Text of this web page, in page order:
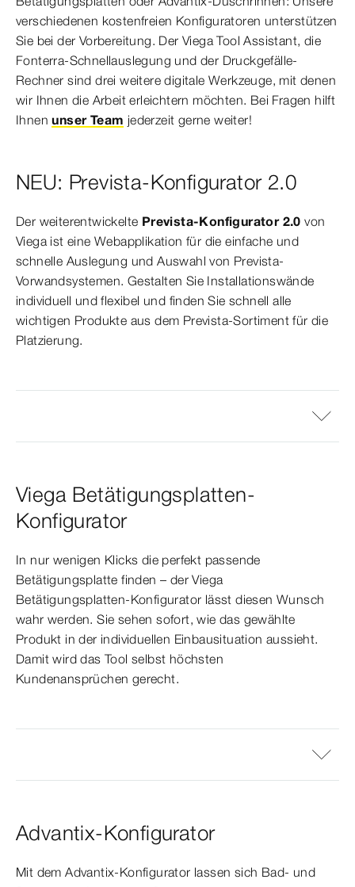
verschiedenen kostenfreien Konfiguratoren unterstützen
Sie bei der Vorbereitung. Der Viega Tool Assistant, die
Fonterra-Schnellauslegung und der Druckgefälle-
Rechner sind drei weitere digitale Werkzeuge, mit denen
wir Ihnen die Arbeit erleichtern möchten. Bei Fragen hilft
Ihnenunser Team jederzeit gerne weiter!
NEU: Prevista-Konfigurator 2.0
Der weiterentwickelte Prevista-Konfigurator 2.0von
Viega ist eine Webapplikation für die einfache und
schnelle Auslegung und Auswahl von Prevista-
Vorwandsystemen. Gestalten Sie Installationswände
individuell und flexibel und finden Sie schnell alle
wichtigen Produkte aus dem Prevista-Sortiment für die
Platzierung.
Viega Betätigungsplatten-
Konfigurator
In nur wenigen Klicks die perfekt passende
Betätigungsplatte finden – der Viega
Betätigungsplatten-Konfigurator lässt diesen Wunsch
wahr werden. Sie sehen sofort, wie das gewählte
Produkt in der individuellen Einbausituation aussieht.
Damit wird das Tool selbst höchsten
Kundenansprüchen gerecht.
Advantix-Konfigurator
Mit dem Advantix-Konfigurator lassen sich Bad- und